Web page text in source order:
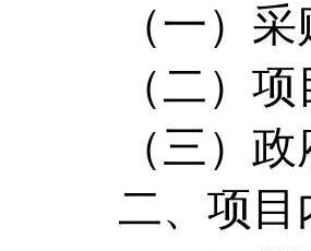
（一）
（二）
（三）
二、项目